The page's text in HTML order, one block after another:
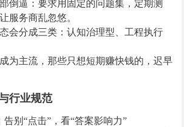
倒逼：要求用固定的问题集，定期测
服务商乱忽悠。
会分成三类：认知治理型、工程执行
为主流，那些只想短期赚快钱的，迟早
行业规范
别“点击”，看“答案影响力”